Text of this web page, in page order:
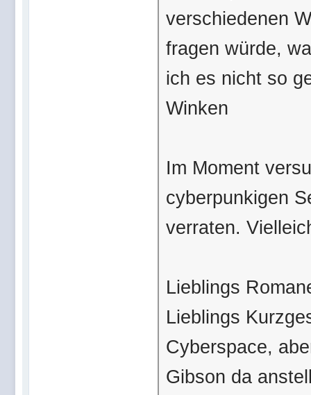
verschiedenen
fragen würde,
ich es nicht so
Winken
Im Moment
cyberpunkigen
verraten.
Lieblings
Lieblings
Cyberspace,
Gibson da